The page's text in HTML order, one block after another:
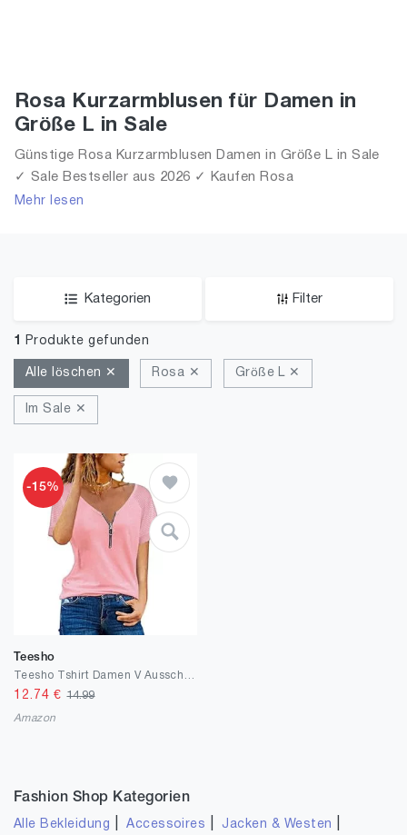
Rosa Kurzarmblusen für Damen in
Größe L in Sale
Günstige Rosa Kurzarmblusen Damen in Größe L in Sale
✓ Sale Bestseller aus 2026 ✓ Kaufen Rosa
Kurzarmblusen für Frauen in Größe L in Sale!
Mehr lesen
Kategorien Filter
1 Produkte gefunden
Alle löschen ✕ Rosa ✕ Größe L ✕
Im Sale ✕
-15%
Teesho
12.74 €14.99
Amazon
Fashion Shop Kategorien
Alle Bekleidung |Accessoires Jacken & Westen